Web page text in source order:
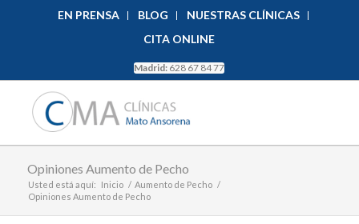
EN PRENSA BLOG
NUESTRAS CLÍNICAS
CITA ONLINE
Madrid: 628 67 84 77
Opiniones Aumento de Pecho
Usted está aquí: Inicio / Aumento de Pecho /
Opiniones Aumento de Pecho